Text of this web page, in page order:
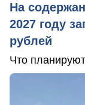
На
2027 году
рублей
Что